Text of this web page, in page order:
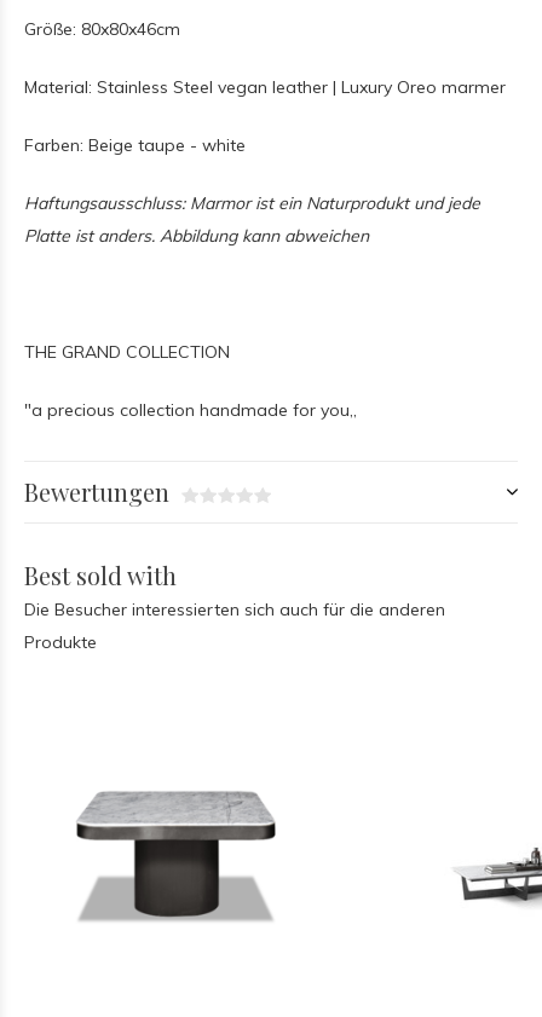
Größe: 80x80x46cm
Material: Stainless Steel vegan leather | Luxury Oreo marmer
Farben: Beige taupe - white
Haftungsausschluss: Marmor ist ein Naturprodukt und jede
Platte ist anders. Abbildung kann abweichen
THE GRAND COLLECTION
"a precious collection handmade for you,,
Bewertungen
Best sold with
Die Besucher interessierten sich auch für die anderen
Produkte